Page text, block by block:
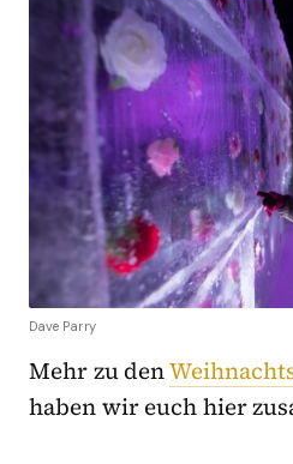
Dave Parry
Mehr zu den
haben wir euch hier